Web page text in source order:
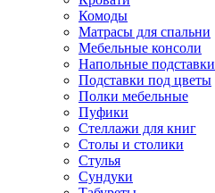
Комоды
Матрасы для спальни
Мебельные консоли
Напольные подставки
Подставки под цветы
Полки мебельные
Пуфики
Стеллажи для книг
Столы и столики
Стулья
Сундуки